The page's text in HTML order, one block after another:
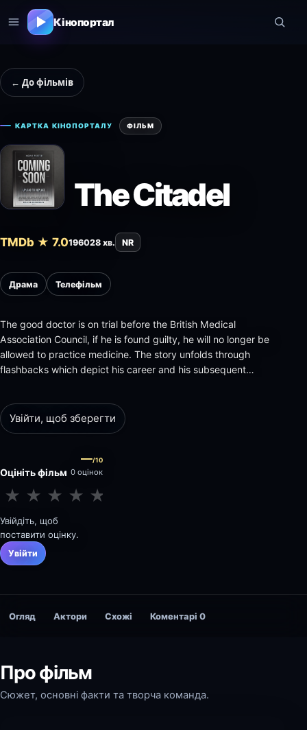
Кінопортал
← До фільмів
КАРТКА КІНОПОРТАЛУ ФІЛЬМ
The Citadel
TMDb ★ 7.0196028 хв. NR
Драма Телефільм
The good doctor is on trial before the British Medical
Association Council, if he is found guilty, he will no longer be
allowed to practice medicine. The story unfolds through
flashbacks which depict his career and his subsequent
Увійти, щоб зберегти
Оцініть фільм
—/10
0 оцінок
★ ★ ★ ★ ★
Увійдіть, щоб
поставити оцінку.
Увійти
Огляд Актори Схожі Коментарі 0
Про фільм
Сюжет, основні факти та творча команда.